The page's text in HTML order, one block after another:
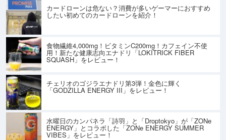
カードローンは危ない？消費が多いゲーマーにおすすめ
したい初めてのカードローンを紹介！
食物繊維4,000mg！ビタミンC200mg！カフェイン不使
用！新たな健康志向エナドリ「LOKITRICK FIBER
SQUASH」をレビュー！
チェリオのゴジラエナドリ第3弾！金色に輝く
「GODZILLA ENERGY III」をレビュー！
水曜日のカンパネラ「詩羽」と「Droptokyo」が「ZONe
ENERGY」とコラボした「ZONe ENERGY SUMMER
VIBES」をレビュー！